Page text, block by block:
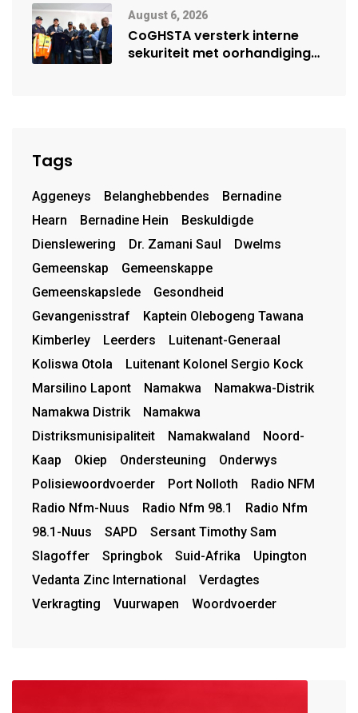
August 6, 2026
CoGHSTA versterk interne
sekuriteit met oorhandiging
Tags
Aggeneys Belanghebbendes
Bernadine
Hearn
Bernadine Hein
Beskuldigde
Dienslewering
Dr. Zamani Saul
Dwelms
Gemeenskap
Gemeenskappe
Gemeenskapslede
Gesondheid
Gevangenisstraf
Kaptein Olebogeng Tawana
Kimberley
Leerders
Luitenant-Generaal
Koliswa Otola
Luitenant Kolonel Sergio Kock
Marsilino Lapont
Namakwa
Namakwa-Distrik
Namakwa Distrik
Namakwa
Distriksmunisipaliteit
Namakwaland
Noord-
Kaap
Okiep Ondersteuning
Onderwys
Polisiewoordvoerder
Port Nolloth
Radio NFM
Radio Nfm-Nuus
Radio Nfm 98.1
Radio Nfm
98.1-Nuus
SAPD
Sersant Timothy Sam
Slagoffer
Springbok Suid-Afrika
Upington
Vedanta Zinc International
Verdagtes
Verkragting
Vuurwapen Woordvoerder